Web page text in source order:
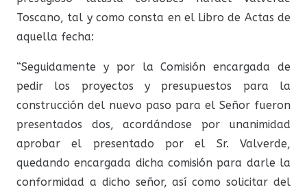
Toscano, tal y como consta en el Libro de Actas de
aquella fecha:
“Seguidamente y por la Comisión encargada de
pedir los proyectos y presupuestos para la
construcción del nuevo paso para el Señor fueron
presentados dos, acordándose por unanimidad
aprobar el presentado por el Sr. Valverde,
quedando encargada dicha comisión para darle la
conformidad a dicho señor, así como solicitar del